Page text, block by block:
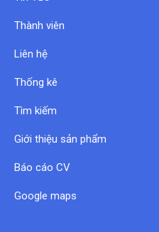
Thành viên
Liên hệ
Thống kê
Tìm kiếm
Giới thiệu sản phẩm
Báo cáo CV
Google maps